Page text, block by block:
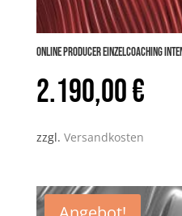
Online PRODUCER Einzelcoaching
2.190,00€
zzgl. Versandkosten